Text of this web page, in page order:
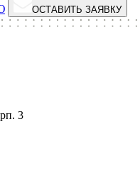
ОСТАВИТЬ ЗАЯВКУ
3